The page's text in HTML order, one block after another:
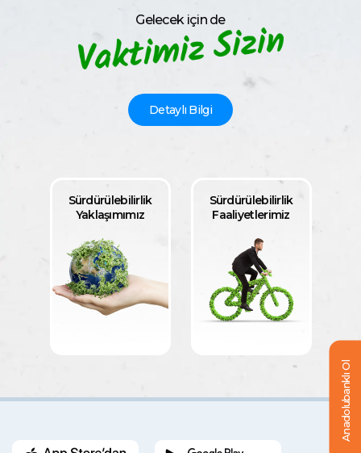
Gelecek için de
Detaylı Bilgi
Sürdürülebilirlik
Yaklaşımımız
Sürdürülebilirlik
Faaliyetlerimiz
Anadolubanklı Ol